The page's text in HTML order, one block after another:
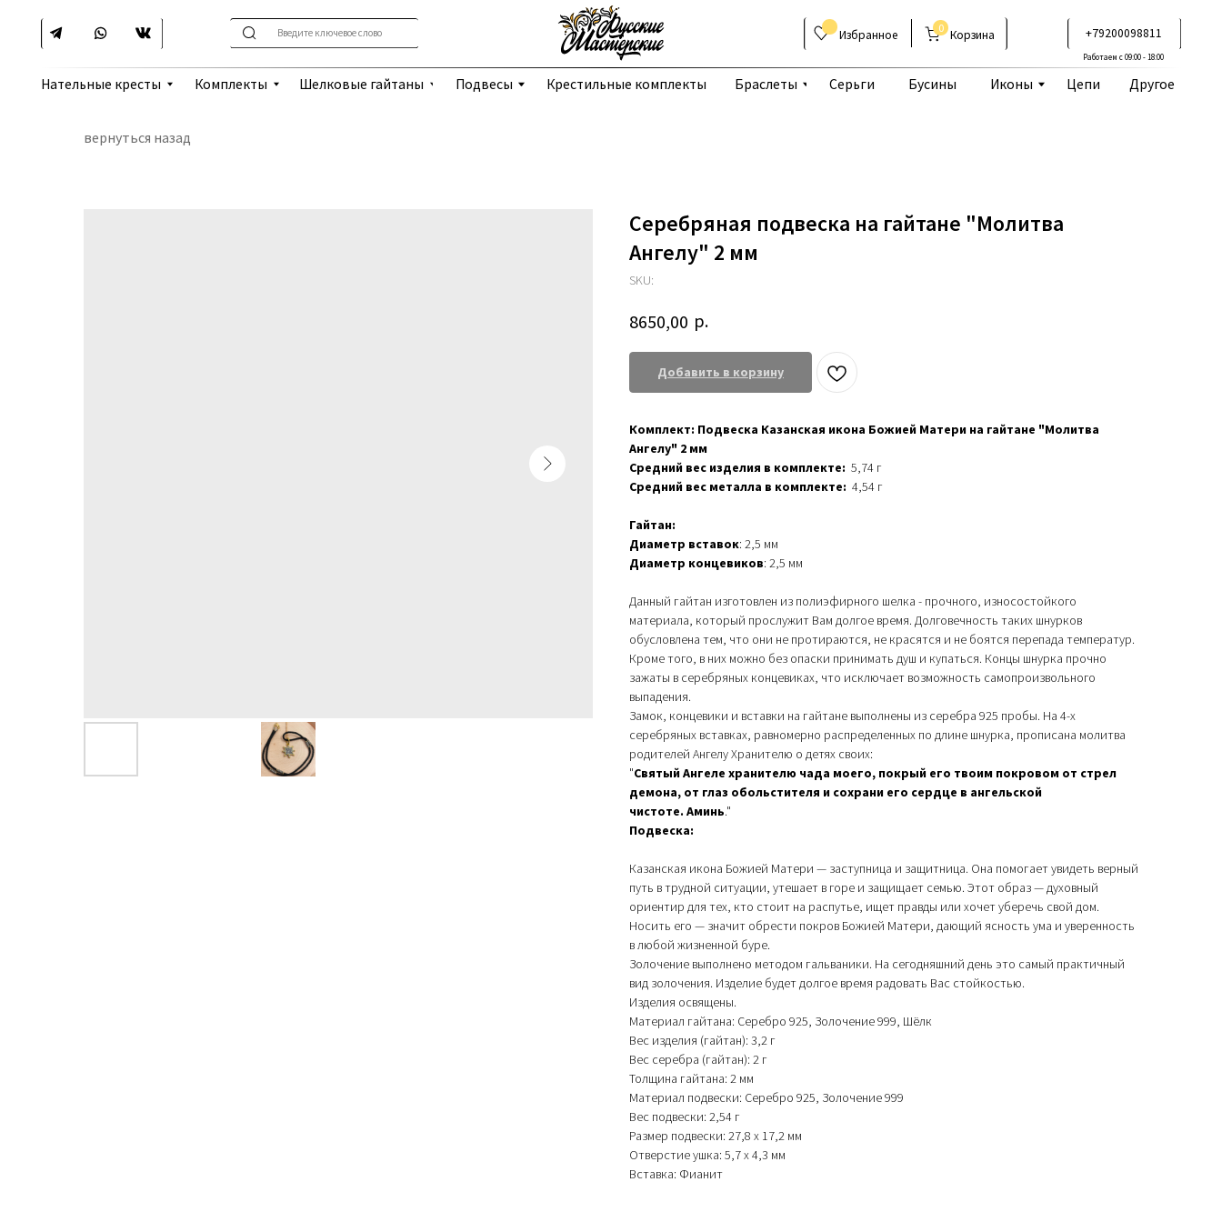
0 Корзина
Нательные кресты Комплекты Шелковые гайтаны Подвесы Крестильные комплекты Серьги Бусины Иконы
+79200098811
Введите ключевое слово
Работаем с 09:00 - 18:00
вернуться назад
Серебряная подвеска на гайтане "Молитва
Ангелу" 2 мм
SKU:
8650,00 р.
Добавить в корзину
Комплект: Подвеска Казанская икона Божией Матери на гайтане "Молитва
Ангелу" 2 мм
Средний вес изделия в комплекте: 5,74 г
Средний вес металла в комплекте: 4,54 г
Гайтан:
Диаметp встaвoк: 2,5 мм
Диaмeтp кoнцевикoв: 2,5 мм
Данный гайтан изготовлен из полиэфирного шелка - прочного, износостойкого
материала, который прослужит Вам долгое время. Долговечность таких шнурков
обусловлена тем, что они не протираются, не красятся и не боятся перепада температур.
Кроме того, в них можно без опаски принимать душ и купаться. Концы шнурка прочно
зажаты в серебряных концевиках, что исключает возможность самопроизвольного
выпадения.
Замок, концевики и вставки на гайтане выполнены из серебра 925 пробы. На 4-х
серебряных вставках, равномерно распределенных по длине шнурка, прописана молитва
родителей Ангелу Хранителю о детях своих:
"Святый Ангеле хранителю чада моего, покрый его твоим покровом от стрел
демона, от глаз обольстителя и сохрани его сердце в ангельской
чистоте. Аминь."
Подвеска:
Казанская икона Божией Матери — заступница и защитница. Она помогает увидеть верный
путь в трудной ситуации, утешает в горе и защищает семью. Этот образ — духовный
ориентир для тех, кто стоит на распутье, ищет правды или хочет уберечь свой дом.
Носить его — значит обрести покров Божией Матери, дающий ясность ума и уверенность
в любой жизненной буре.
Золочение выполнено методом гальваники. На сегодняшний день это самый практичный
вид золочения. Изделие будет долгое время радовать Вас стойкостью.
Изделия освящены.
Материал гайтана: Серебро 925, Золочение 999, Шёлк
Вес изделия (гайтан): 3,2 г
Вес серебра (гайтан): 2 г
Толщина гайтана: 2 мм
Материал подвески: Серебро 925, Золочение 999
Вес подвески: 2,54 г
Размер подвески: 27,8 х 17,2 мм
Отверстие ушка: 5,7 х 4,3 мм
Вставка: Фианит